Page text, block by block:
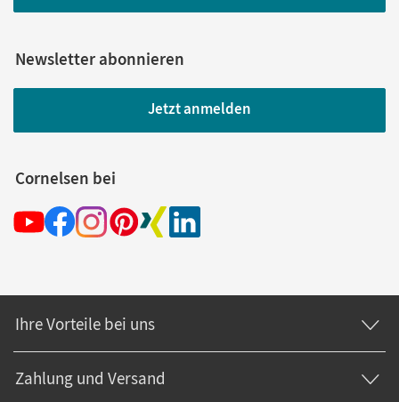
Newsletter abonnieren
Jetzt anmelden
Cornelsen bei
Ihre Vorteile bei uns
Zahlung und Versand